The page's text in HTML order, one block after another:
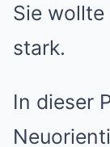
Sie
stark.
In dieser